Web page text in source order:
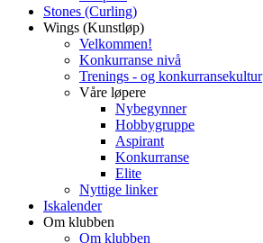
Stones (Curling)
Wings (Kunstløp)
Velkommen!
Konkurranse nivå
Trenings - og konkurransekultur
Våre løpere
Nybegynner
Hobbygruppe
Aspirant
Konkurranse
Elite
Nyttige linker
Iskalender
Om klubben
Om klubben